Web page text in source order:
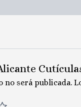
será publicada.